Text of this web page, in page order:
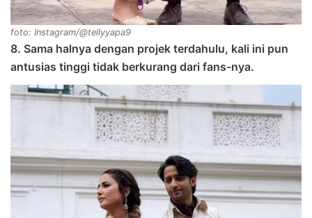
foto: Instagram/@tellyyapa9
8. Sama halnya dengan projek terdahulu, kali ini pun
antusias tinggi tidak berkurang dari fans-nya.